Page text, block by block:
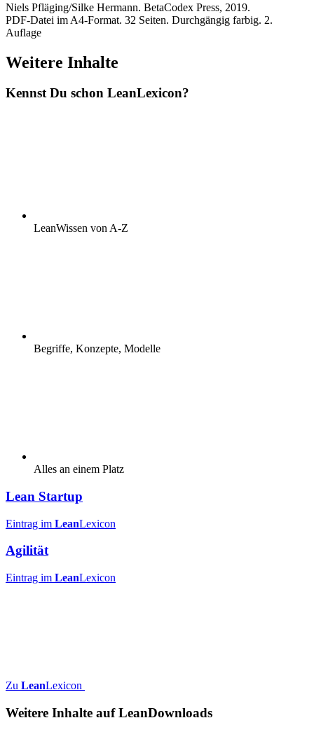
Niels Pfläging/Silke Hermann. BetaCodex Press, 2019.
PDF-Datei im A4-Format. 32 Seiten. Durchgängig farbig. 2.
Auflage
Weitere Inhalte
Kennst Du schon LeanLexicon?
LeanWissen von A-Z
Begriffe, Konzepte, Modelle
Alles an einem Platz
Lean Startup
Eintrag im LeanLexicon
Agilität
Eintrag im LeanLexicon
Zu LeanLexicon
Weitere Inhalte aufLeanDownloads